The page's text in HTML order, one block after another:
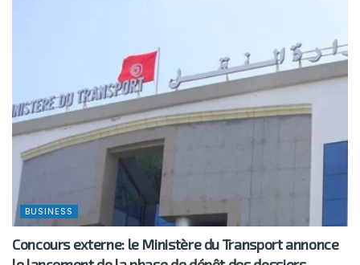
BUSINESS
Concours externe: le Ministère du Transport annonce